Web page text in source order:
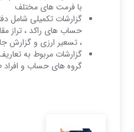
با فرمت های مختلف
گزارشات تکمیلی شامل
حساب های راکد ، تراز
، تسعیر ارزی و گزارش
گزارشات مربوط به
گروه های حساب و